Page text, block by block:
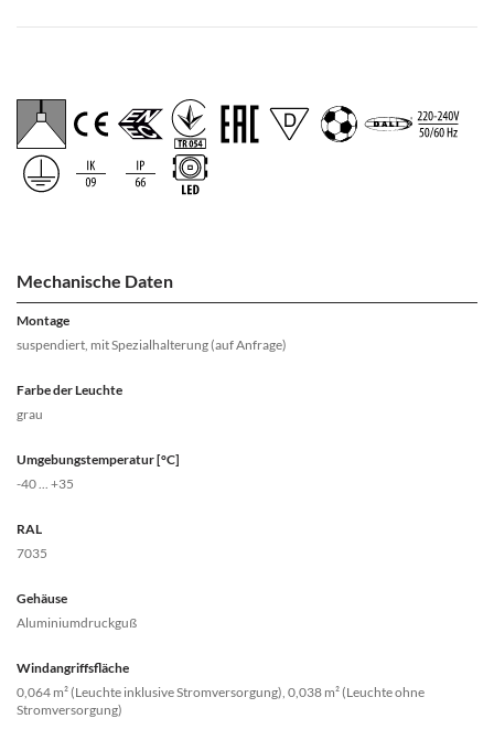
Mechanische Daten
Montage
suspendiert, mit Spezialhalterung (auf Anfrage)
Farbe der Leuchte
grau
Umgebungstemperatur [°C]
-40 ... +35
RAL
7035
Gehäuse
Aluminiumdruckguß
Windangriffsfläche
0,064 m² (Leuchte inklusive Stromversorgung), 0,038 m² (Leuchte ohne
Stromversorgung)